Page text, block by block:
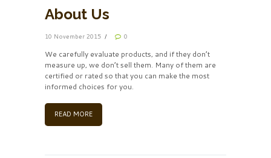
About Us
10 November 2015 0
We carefully evaluate products, and if they don’t
measure up, we don’t sell them. Many of them are
certified or rated so that you can make the most
informed choices for you.
READ MORE